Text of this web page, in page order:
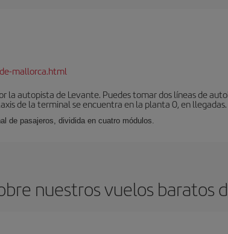
mallorca.html
la autopista de Levante. Puedes tomar dos líneas de
de la terminal se encuentra en la planta 0, en llegadas.
de pasajeros, dividida en cuatro módulos.
nuestros vuelos baratos